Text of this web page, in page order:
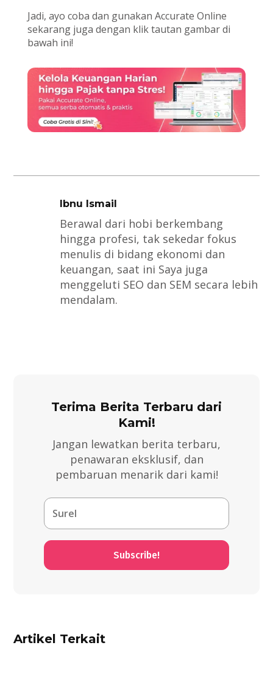
Jadi, ayo coba dan gunakan Accurate Online
sekarang juga dengan klik tautan gambar di
bawah ini!
Ibnu Ismail
Berawal dari hobi berkembang
hingga profesi, tak sekedar fokus
menulis di bidang ekonomi dan
keuangan, saat ini Saya juga
menggeluti SEO dan SEM secara lebih
mendalam.
Terima Berita Terbaru dari
Kami!
Jangan lewatkan berita terbaru,
penawaran eksklusif, dan
pembaruan menarik dari kami!
Subscribe!
Artikel Terkait